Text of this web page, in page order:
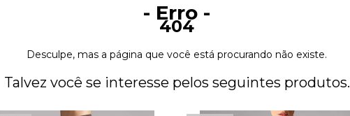
- Erro -
404
Desculpe, mas a página que você está procurando não existe.
Talvez você se interesse pelos seguintes produtos.